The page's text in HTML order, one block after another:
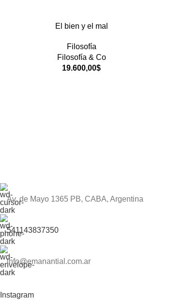
El bien y el mal
Filosofía
Filosofía & Co
19.600,00$
Av. de Mayo 1365 PB, CABA, Argentina
541143837350
info@emanantial.com.ar
Instagram